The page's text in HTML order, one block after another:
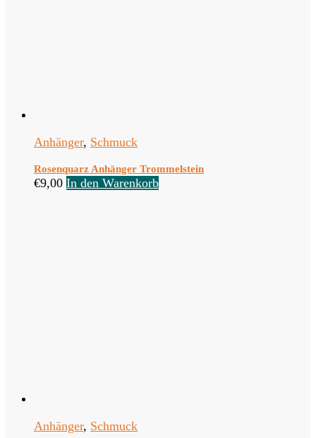
Anhänger, Schmuck
Rosenquarz Anhänger Trommelstein
€9,00 In den Warenkorb
Anhänger, Schmuck